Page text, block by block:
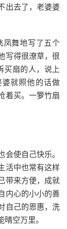
出去了，老婆婆
凤舞地写了五个
写得很潦草，很
买扇的人，说上
就照他的话做
着买。一箩竹扇
使自己快乐。
活中也常有这样
带来方便，成就
内心的小小的善
自己的恩惠，洗
空万里。